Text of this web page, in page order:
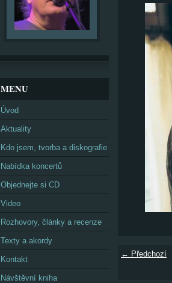
← Předchozí
MENU
Úvod
Aktuality
Kdo jsem, tvorba a diskografie
Nabídka koncertů
Objednejte si CD
Video
Rozhovory, články a recenze
Texty a akordy
Kontakt
Návštěvní kniha